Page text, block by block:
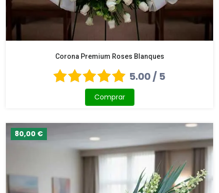
Corona Premium Roses Blanques
5.00 / 5
Comprar
80,00 €